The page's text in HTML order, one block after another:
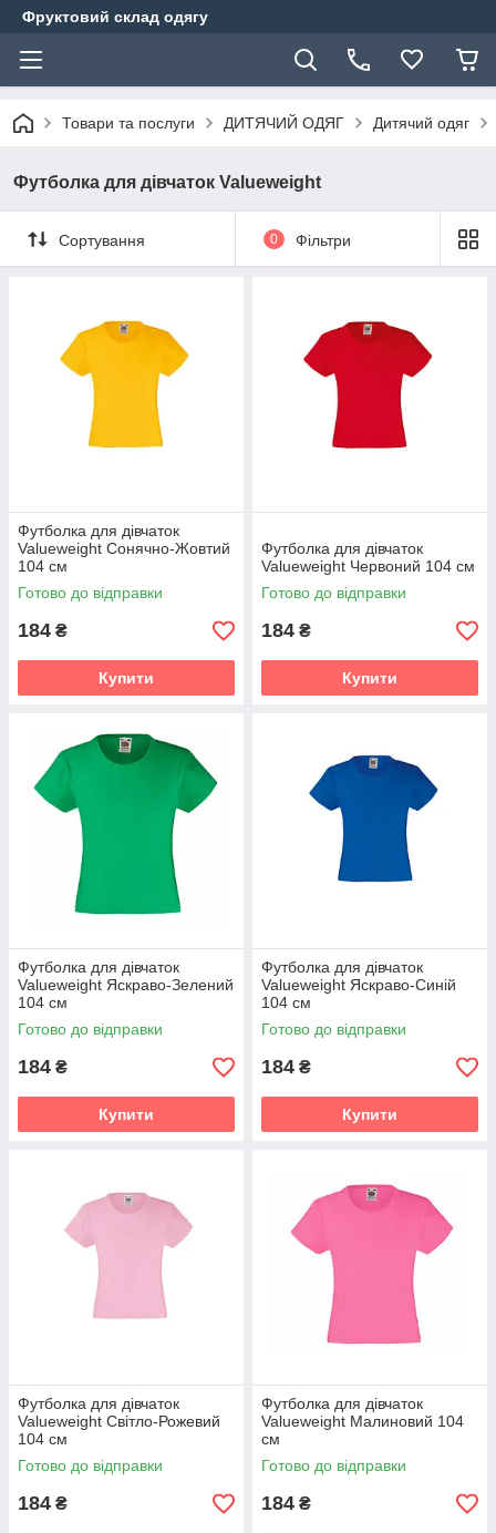
Фруктовий склад одягу
Товари та послуги ДИТЯЧИЙ ОДЯГ Дитячий одяг
Футболка для дівчаток Valueweight
Сортування 0 Фільтри
Футболка для дівчаток
Valueweight Сонячно-Жовтий
104 см
Готово до відправки
184 ₴
Купити
Футболка для дівчаток
Valueweight Червоний 104 см
Готово до відправки
184 ₴
Купити
Футболка для дівчаток
Valueweight Яскраво-Зелений
104 см
Готово до відправки
184 ₴
Купити
Футболка для дівчаток
Valueweight Яскраво-Синій
104 см
Готово до відправки
184 ₴
Купити
Футболка для дівчаток
Valueweight Світло-Рожевий
104 см
Готово до відправки
184 ₴
Футболка для дівчаток
Valueweight Малиновий 104
см
Готово до відправки
184 ₴